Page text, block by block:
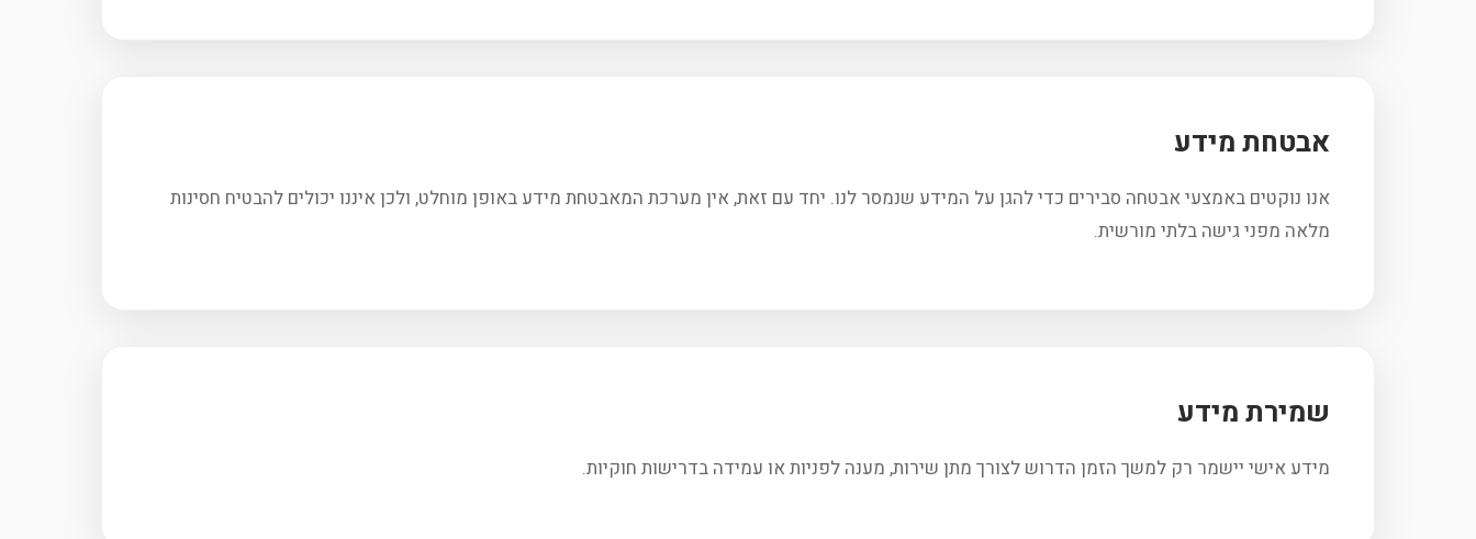
אבטחת מידע
אנו נוקטים באמצעי אבטחה סבירים כדי להגן על המידע שנמסר לנו. יחד עם זאת, אין מערכת המאבטחת מידע באופן מוחלט, ולכן איננו יכולים להבטיח חסינות
מלאה מפני גישה בלתי מורשית.
שמירת מידע
מידע אישי יישמר רק למשך הזמן הדרוש לצורך מתן שירות, מענה לפניות או עמידה בדרישות חוקיות.